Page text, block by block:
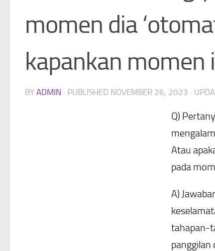
momen dia
kapankan momen
BY ADMIN · PUBLISHED NOVEMBER 26, 2023 ·
Q)
Atau
pada
A)
tahapan-